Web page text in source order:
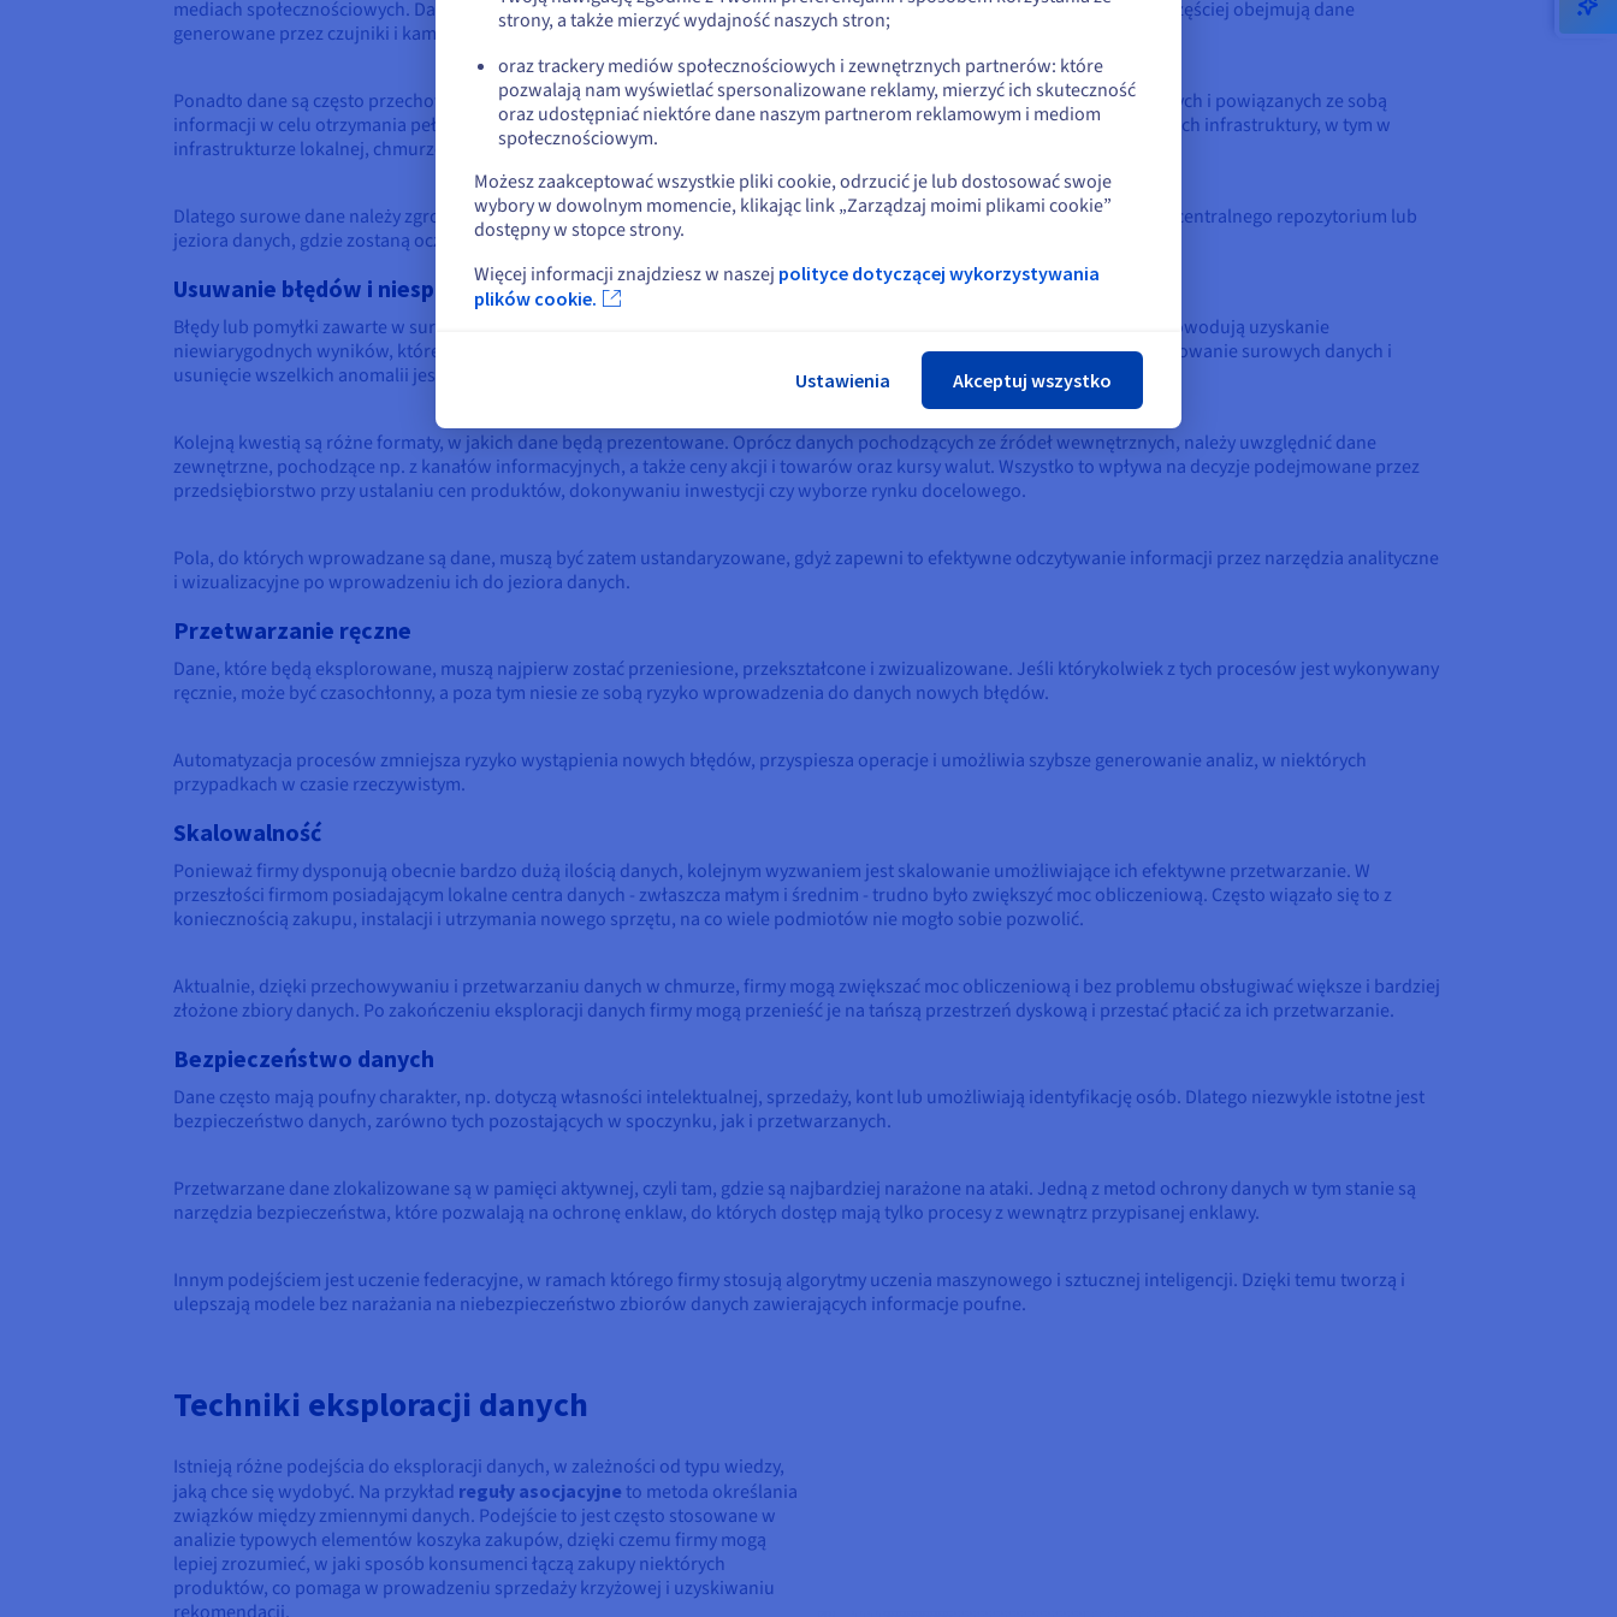
mediach społecznościowych. Dane te dostępne są w wielu ustrukturyzowanych i nieustrukturyzowanych formatach i coraz częściej obejmują dane
generowane przez czujniki i kamery IoT.
Ponadto dane są często przechowywane w różnych częściach przedsiębiorstwa, co oznacza, że pozyskanie wszystkich istotnych i powiązanych ze sobą
informacji w celu otrzymania pełnego obrazu stanowi duże wyzwanie. Dane mogą być również zlokalizowane w różnych typach infrastruktury, w tym w
infrastrukturze lokalnej, chmurze prywatnej i publicznej.
Dlatego surowe dane należy zgromadzić we wszystkich formatach, w których występują. Następnie należy je wprowadzić do centralnego repozytorium lub
jeziora danych, gdzie zostaną oczyszczone i sformatowane przed uruchomieniem narzędzi analitycznych.
Usuwanie błędów i niespójności
Błędy lub pomyłki zawarte w surowych danych, w tym duplikaty i błędy wprowadzone podczas procesu ich gromadzenia, spowodują uzyskanie
niewiarygodnych wyników, które mogą prowadzić do podejmowania złych decyzji przez firmę. Dlatego odpowiednie przygotowanie surowych danych i
usunięcie wszelkich anomalii jest niezwykle istotne.
Kolejną kwestią są różne formaty, w jakich dane będą prezentowane. Oprócz danych pochodzących ze źródeł wewnętrznych, należy uwzględnić dane
zewnętrzne, pochodzące np. z kanałów informacyjnych, a także ceny akcji i towarów oraz kursy walut. Wszystko to wpływa na decyzje podejmowane przez
przedsiębiorstwo przy ustalaniu cen produktów, dokonywaniu inwestycji czy wyborze rynku docelowego.
Pola, do których wprowadzane są dane, muszą być zatem ustandaryzowane, gdyż zapewni to efektywne odczytywanie informacji przez narzędzia analityczne
i wizualizacyjne po wprowadzeniu ich do jeziora danych.
Przetwarzanie ręczne
Dane, które będą eksplorowane, muszą najpierw zostać przeniesione, przekształcone i zwizualizowane. Jeśli którykolwiek z tych procesów jest wykonywany
ręcznie, może być czasochłonny, a poza tym niesie ze sobą ryzyko wprowadzenia do danych nowych błędów.
Automatyzacja procesów zmniejsza ryzyko wystąpienia nowych błędów, przyspiesza operacje i umożliwia szybsze generowanie analiz, w niektórych
przypadkach w czasie rzeczywistym.
Skalowalność
Ponieważ firmy dysponują obecnie bardzo dużą ilością danych, kolejnym wyzwaniem jest skalowanie umożliwiające ich efektywne przetwarzanie. W
przeszłości firmom posiadającym lokalne centra danych - zwłaszcza małym i średnim - trudno było zwiększyć moc obliczeniową. Często wiązało się to z
koniecznością zakupu, instalacji i utrzymania nowego sprzętu, na co wiele podmiotów nie mogło sobie pozwolić.
Aktualnie, dzięki przechowywaniu i przetwarzaniu danych w chmurze, firmy mogą zwiększać moc obliczeniową i bez problemu obsługiwać większe i bardziej
złożone zbiory danych. Po zakończeniu eksploracji danych firmy mogą przenieść je na tańszą przestrzeń dyskową i przestać płacić za ich przetwarzanie.
Bezpieczeństwo danych
Dane często mają poufny charakter, np. dotyczą własności intelektualnej, sprzedaży, kont lub umożliwiają identyfikację osób. Dlatego niezwykle istotne jest
bezpieczeństwo danych, zarówno tych pozostających w spoczynku, jak i przetwarzanych.
Przetwarzane dane zlokalizowane są w pamięci aktywnej, czyli tam, gdzie są najbardziej narażone na ataki. Jedną z metod ochrony danych w tym stanie są
narzędzia bezpieczeństwa, które pozwalają na ochronę enklaw, do których dostęp mają tylko procesy z wewnątrz przypisanej enklawy.
Innym podejściem jest uczenie federacyjne, w ramach którego firmy stosują algorytmy uczenia maszynowego i sztucznej inteligencji. Dzięki temu tworzą i
ulepszają modele bez narażania na niebezpieczeństwo zbiorów danych zawierających informacje poufne.
Techniki eksploracji danych
Istnieją różne podejścia do eksploracji danych, w zależności od typu wiedzy,
jaką chce się wydobyć. Na przykład reguły asocjacyjne to metoda określania
związków między zmiennymi danych. Podejście to jest często stosowane w
analizie typowych elementów koszyka zakupów, dzięki czemu firmy mogą
lepiej zrozumieć, w jaki sposób konsumenci łączą zakupy niektórych
produktów, co pomaga w prowadzeniu sprzedaży krzyżowej i uzyskiwaniu
lub
Pozostań na bieżącej stronie
Wybierz inną stronę
Zamknij
strony, a także mierzyć wydajność naszych stron;
oraz trackery mediów społecznościowych i zewnętrznych partnerów: które
pozwalają nam wyświetlać spersonalizowane reklamy, mierzyć ich skuteczność
oraz udostępniać niektóre dane naszym partnerom reklamowym i mediom
społecznościowym.
Możesz zaakceptować wszystkie pliki cookie, odrzucić je lub dostosować swoje
wybory w dowolnym momencie, klikając link „Zarządzaj moimi plikami cookie”
dostępny w stopce strony.
Więcej informacji znajdziesz w naszej polityce dotyczącej wykorzystywania
plików cookie.
Ustawienia Akceptuj wszystko